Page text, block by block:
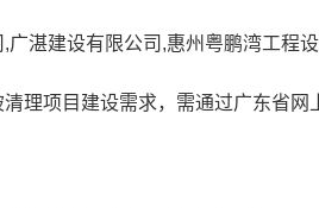
广湛建设有限公司,惠州粤鹏湾工程
理项目建设需求，需通过广东省